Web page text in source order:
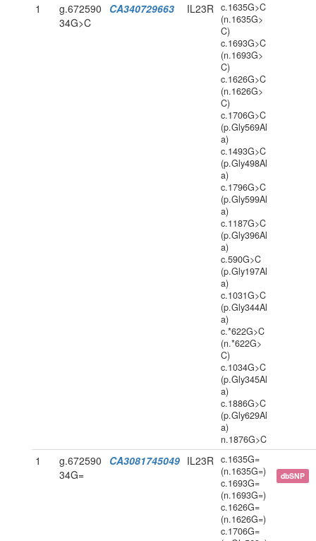
1
g.672590
34G>C
CA340729663 IL23R c.1635G>C
(n.1635G>
C)
c.1693G>C
(n.1693G>
C)
c.1626G>C
(n.1626G>
C)
c.1706G>C
(p.Gly569Al
a)
c.1493G>C
(p.Gly498Al
a)
c.1796G>C
(p.Gly599Al
a)
c.1187G>C
(p.Gly396Al
a)
c.590G>C
(p.Gly197Al
a)
c.1031G>C
(p.Gly344Al
a)
c.*622G>C
(n.*622G>
C)
c.1034G>C
(p.Gly345Al
a)
c.1886G>C
(p.Gly629Al
a)
n.1876G>C
1
g.672590
34G=
CA3081745049 IL23R c.1635G=
(n.1635G=)
c.1693G=
(n.1693G=)
c.1626G=
(n.1626G=)
c.1706G=
dbSNP